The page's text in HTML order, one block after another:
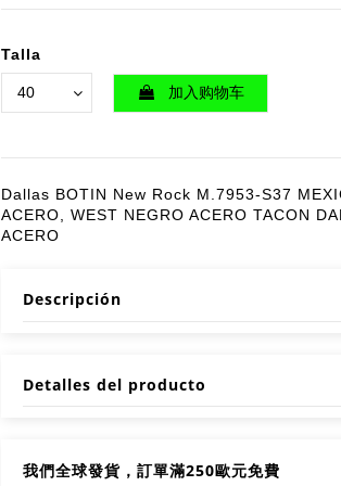
Talla
加入购物车
Dallas BOTIN New Rock M.7953-S37
ACERO, WEST NEGRO ACERO TACON
ACERO
Descripción
Detalles del producto
我們全球發貨，訂單滿250歐元免費